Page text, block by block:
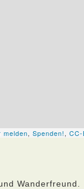
Wanderfreund.